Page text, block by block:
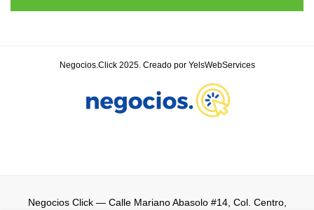
Negocios.Click 2025. Creado por YelsWebServices
Negocios Click— Calle Mariano Abasolo #14, Col. Centro,